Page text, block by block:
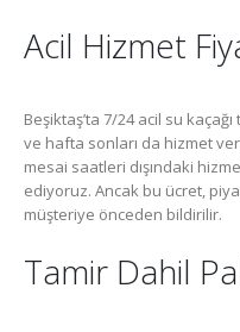
Acil Hizmet
Beşiktaş’ta 7/24 acil su
ve hafta sonları da hizmet
mesai saatleri dışındaki
ediyoruz. Ancak bu ücret,
müşteriye önceden bildirilir.
Tamir Dahil